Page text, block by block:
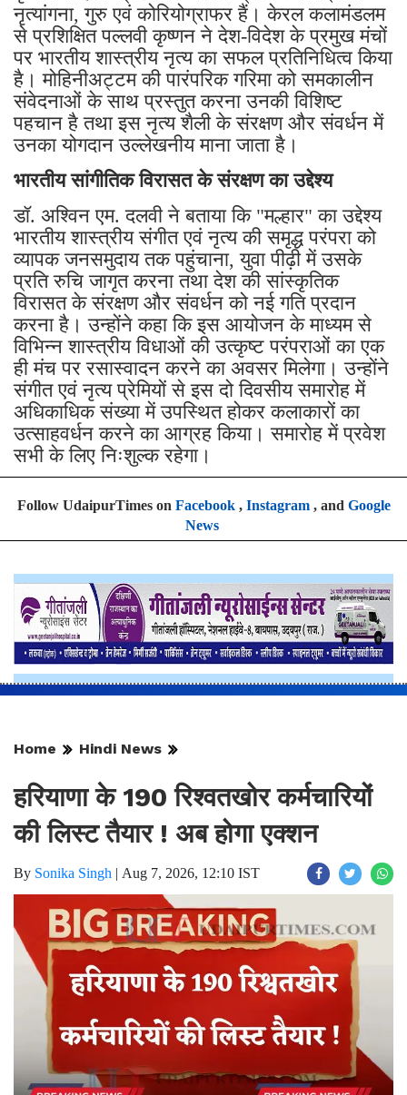
नृत्यांगना, गुरु एवं कोरियोग्राफर हैं। केरल कलामंडलम
से प्रशिक्षित पल्लवी कृष्णन ने देश-विदेश के प्रमुख मंचों
पर भारतीय शास्त्रीय नृत्य का सफल प्रतिनिधित्व किया
है। मोहिनीअट्टम की पारंपरिक गरिमा को समकालीन
संवेदनाओं के साथ प्रस्तुत करना उनकी विशिष्ट
पहचान है तथा इस नृत्य शैली के संरक्षण और संवर्धन में
उनका योगदान उल्लेखनीय माना जाता है।
भारतीय सांगीतिक विरासत के संरक्षण का उद्देश्य
डॉ. अश्विन एम. दलवी ने बताया कि "मल्हार" का उद्देश्य
भारतीय शास्त्रीय संगीत एवं नृत्य की समृद्ध परंपरा को
व्यापक जनसमुदाय तक पहुंचाना, युवा पीढ़ी में उसके
प्रति रुचि जागृत करना तथा देश की सांस्कृतिक
विरासत के संरक्षण और संवर्धन को नई गति प्रदान
करना है। उन्होंने कहा कि इस आयोजन के माध्यम से
विभिन्न शास्त्रीय विधाओं की उत्कृष्ट परंपराओं का एक
ही मंच पर रसास्वादन करने का अवसर मिलेगा। उन्होंने
संगीत एवं नृत्य प्रेमियों से इस दो दिवसीय समारोह में
अधिकाधिक संख्या में उपस्थित होकर कलाकारों का
उत्साहवर्धन करने का आग्रह किया। समारोह में प्रवेश
सभी के लिए निःशुल्क रहेगा।
Follow UdaipurTimes on Facebook, Instagram, and Google
News
Home Hindi News
हरियाणा के 190 रिश्वतखोर कर्मचारियों
की लिस्ट तैयार ! अब होगा एक्शन
By Sonika Singh | Aug 7, 2026, 12:10 IST